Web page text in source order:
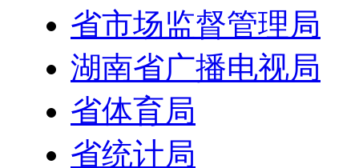
省市场监督管理局
湖南省广播电视局
省体育局
省统计局